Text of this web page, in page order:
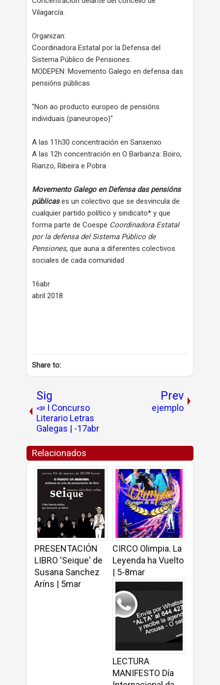
Vilagarcía.
Organizan:
Coordinadora Estatal por la Defensa del
Sistema Público de Pensiones.
MODEPEN: Movemento Galego en defensa das
pensións públicas.
"Non ao producto europeo de pensións
individuais (paneuropeo)"
A las 11h30 concentración en Sanxenxo
A las 12h concentración en O Barbanza: Boiro,
Rianzo, Ribeira e Pobra
Movemento Galego en Defensa das pensións
públicases un colectivo que se desvincula de
cualquier partido político y sindicato* y que
forma parte de Coespe Coordinadora Estatal
por la defensa del Sistema Público de
Pensiones, que auna a diferentes colectivos
sociales de cada comunidad
16abr
abril 2018
Share to:
Sig
📣 I Concurso
Literario Letras
Galegas | -17abr
Prev
ejemplo
Relacionados
PRESENTACIÓN
LIBRO 'Seique' de
Susana Sanchez
Aríns | 5mar
CIRCO Olimpia. La
Leyenda ha Vuelto
| 5-8mar
LECTURA
MANIFESTO Día